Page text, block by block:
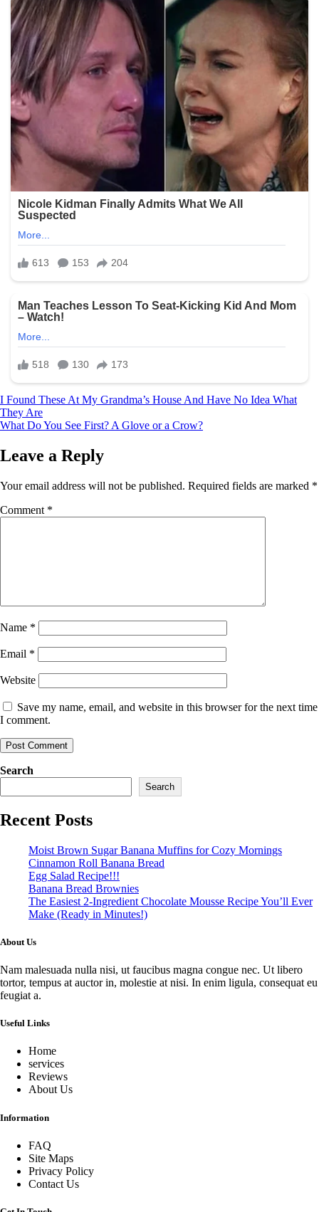
Post
navigation
I Found These At My Grandma’s House And Have No Idea What
They Are
What Do You See First? A Glove or a Crow?
Leave a Reply
Your email address will not be published. Required fields are marked *
Comment *
Name *
Email *
Website
Save my name, email, and website in this browser for the next time
I comment.
Search
Search
Recent Posts
Moist Brown Sugar Banana Muffins for Cozy Mornings
Cinnamon Roll Banana Bread
Egg Salad Recipe!!!
Banana Bread Brownies
The Easiest 2-Ingredient Chocolate Mousse Recipe You’ll Ever
Make (Ready in Minutes!)
About Us
Nam malesuada nulla nisi, ut faucibus magna congue nec. Ut libero
tortor, tempus at auctor in, molestie at nisi. In enim ligula, consequat eu
feugiat a.
Useful Links
Home
services
Reviews
About Us
Information
FAQ
Site Maps
Privacy Policy
Contact Us